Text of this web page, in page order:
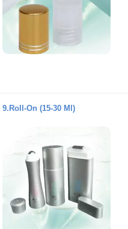
9.Roll-On (15-30 Ml)